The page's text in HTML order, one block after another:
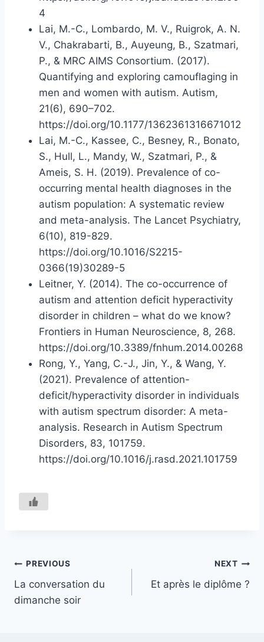
4
Lai, M.-C., Lombardo, M. V., Ruigrok, A. N.
V., Chakrabarti, B., Auyeung, B., Szatmari,
P., & MRC AIMS Consortium. (2017).
Quantifying and exploring camouflaging in
men and women with autism. Autism,
21(6), 690–702.
https://doi.org/10.1177/1362361316671012
Lai, M.-C., Kassee, C., Besney, R., Bonato,
S., Hull, L., Mandy, W., Szatmari, P., &
Ameis, S. H. (2019). Prevalence of co-
occurring mental health diagnoses in the
autism population: A systematic review
and meta-analysis. The Lancet Psychiatry,
6(10), 819-829.
https://doi.org/10.1016/S2215-
0366(19)30289-5
Leitner, Y. (2014). The co-occurrence of
autism and attention deficit hyperactivity
disorder in children – what do we know?
Frontiers in Human Neuroscience, 8, 268.
https://doi.org/10.3389/fnhum.2014.00268
Rong, Y., Yang, C.-J., Jin, Y., & Wang, Y.
(2021). Prevalence of attention-
deficit/hyperactivity disorder in individuals
with autism spectrum disorder: A meta-
analysis. Research in Autism Spectrum
Disorders, 83, 101759.
https://doi.org/10.1016/j.rasd.2021.101759
Navigation
de
PREVIOUS
La conversation du
dimanche soir
NEXT
Et après le diplôme ?